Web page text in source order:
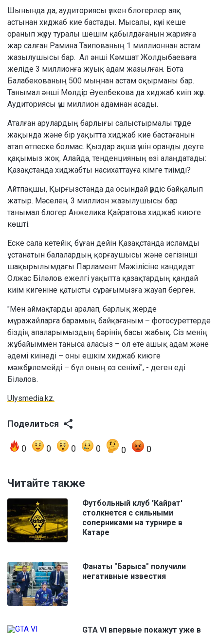
Шынында да, аудиториясы үлкен блогерлер аяқ
астынан хиджаб кие бастады. Мысалы, күні кеше
оранып жүру туралы шешім қабылдағанын жарияға
жар салған Рамина Таипованың 1 миллионнан астам
жазылушысы бар. Ал әнші Кәмшат Жолдыбаеваға
желіде 3 миллионға жуық адам жазылған. Бота
Балабекованың 500 мыңнан астам оқырманы бар.
Танымал әнші Мөлдір Әуелбекова да хиджаб киіп жүр.
Аудиториясы үш миллион адамнан асады.
Аталған арулардың барлығы салыстырмалы түрде
жақында және бір уақытта хиджаб кие бастағанын
атап өтпеске болмас. Қыздар ақша үшін оранды деуге
қақымыз жоқ. Алайда, тенденцияның өзі алаңдатады:
Қазақстанда хиджабты насихаттауға кімге тиімді?
Айтпақшы, Қырғызстанда да осындай үрдіс байқалып
жатыр. Мәселен, 3 миллион жазылушысы бар
танымал блогер Анжелика Қайратова хиджаб киюге
көшті.
Еске сала кетейік, бұған дейін Қазақстанда исламды
ұстанатын балалардың қорғаушысы және сегізінші
шақырылымдағы Парламент Мәжілісіне кандидат
Олжас Біләлов ежелгі уақытта қазақтардың қандай
киім кигеніне қатысты сұрағымызға жауап берген.
"Мен аймақтарды аралап, барлық жерде
мұражайларға барамын, байқағаным – фотосуреттерде
біздің апаларымыздың бәрінің басы жабық. Сіз менің
жұбайыммен таныса аласыз – ол өте ашық адам және
әдемі киінеді – оны ешкім хиджаб киюге
мәжбүрлемейді – бұл оның өз сенімі", - деген еді
Біләлов.
Ulysmedia.kz.
Поделиться
0 0 0 0 0 0
Читайте также
Футбольный клуб 'Кайрат'
столкнется с сильными
соперниками на турнире в
Катаре
Фанаты "Барыса" получили
негативные известия
GTA VI впервые покажут уже в